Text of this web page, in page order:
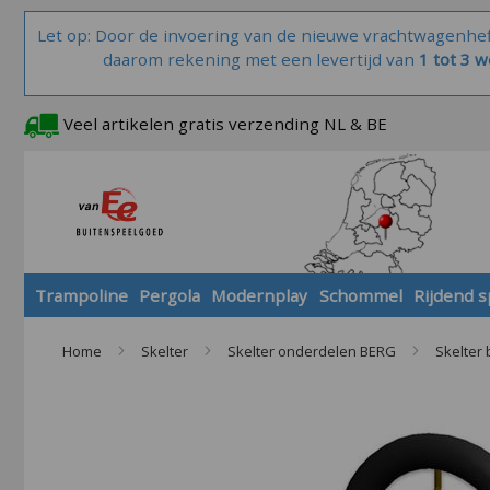
Let op: Door de invoering van de nieuwe
daarom rekening met een levertijd van 1 tot 3
Veel artikelen gratis verzending NL & BE
Trampoline Pergola Modernplay Schommel Rijdend
Home Skelter Skelter onderdelen BERG Skelter